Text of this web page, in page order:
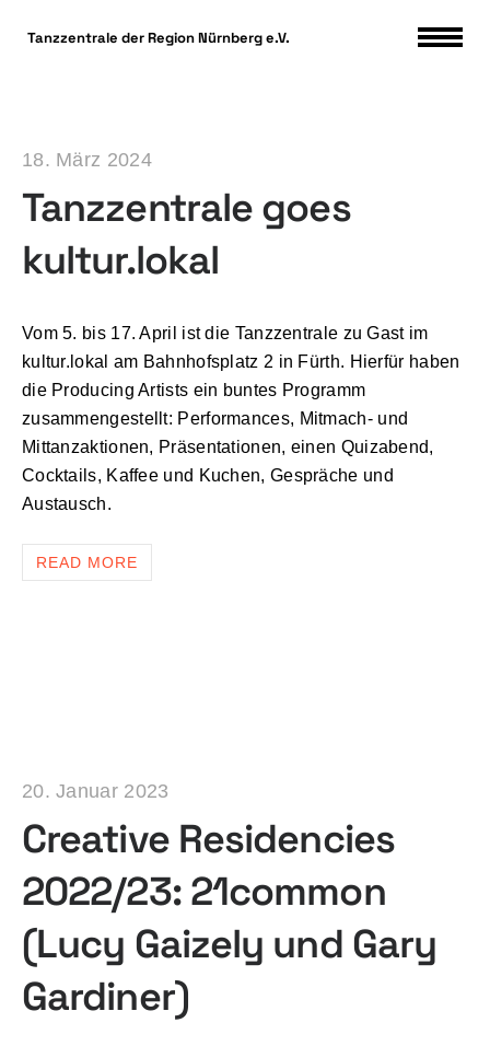
Tanzzentrale der Region Nürnberg e.V.
18. März 2024
Tanzzentrale goes
kultur.lokal
Vom 5. bis 17. April ist die Tanzzentrale zu Gast im
kultur.lokal am Bahnhofsplatz 2 in Fürth. Hierfür haben
die Producing Artists ein buntes Programm
zusammengestellt: Performances, Mitmach- und
Mittanzaktionen, Präsentationen, einen Quizabend,
Cocktails, Kaffee und Kuchen, Gespräche und
Austausch.
READ MORE
20. Januar 2023
Creative Residencies
2022/23: 21common
(Lucy Gaizely und Gary
Gardiner)